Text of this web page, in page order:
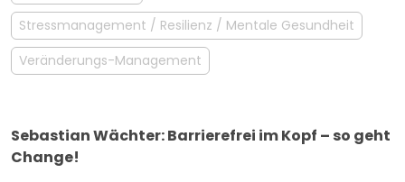
Stressmanagement / Resilienz / Mentale Gesundheit
Veränderungs-Management
Sebastian Wächter: Barrierefrei im Kopf – so geht
Change!